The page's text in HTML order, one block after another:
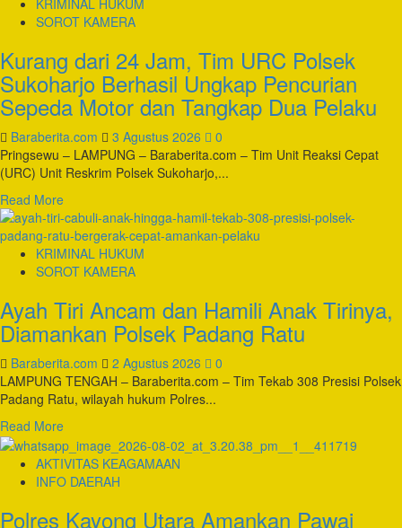
SOROT KAMERA
Kurang dari 24 Jam, Tim URC Polsek
Sukoharjo Berhasil Ungkap Pencurian
Sepeda Motor dan Tangkap Dua Pelaku
Baraberita.com 3 Agustus 2026
0
Pringsewu – LAMPUNG – Baraberita.com – Tim Unit Reaksi Cepat
(URC) Unit Reskrim Polsek Sukoharjo,...
Read MoreRead
more
about
Kurang
dari
Jam,
Tim
URC
Polsek
Sukoharjo
Berhasil
Pencurian
Sepeda
Motor
dan
Dua
KRIMINAL HUKUM
SOROT KAMERA
Ayah Tiri Ancam dan Hamili Anak Tirinya,
Diamankan Polsek Padang Ratu
Baraberita.com 2 Agustus 2026
0
LAMPUNG TENGAH – Baraberita.com – Tim Tekab 308 Presisi Polsek
Padang Ratu, wilayah hukum Polres...
Read MoreRead
more
about
Ayah
Ancam
AKTIVITAS KEAGAMAAN
INFO DAERAH
Polres Kayong Utara Amankan Pawai